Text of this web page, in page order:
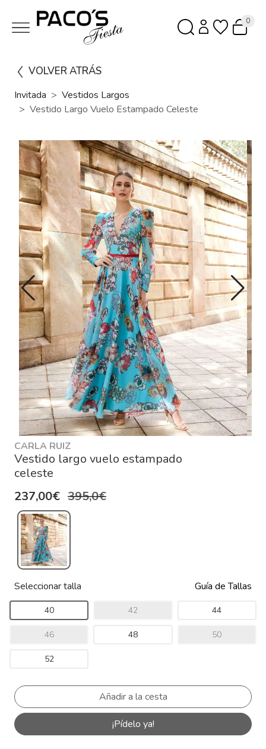
0
VOLVER ATRÁS
Invitada
Vestidos Largos
Vestido Largo Vuelo Estampado Celeste
CARLA RUIZ
Vestido largo vuelo estampado
celeste
237,00€ 395,0€
Seleccionar talla Guía de Tallas
40 42 44
46 48 50
52
¡Pídelo ya!